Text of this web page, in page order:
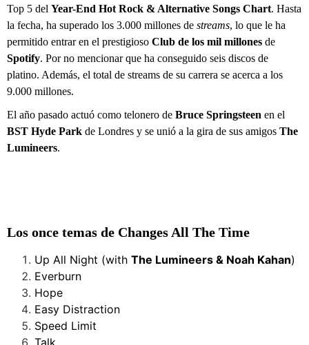
Top 5 del Year-End Hot Rock & Alternative Songs Chart. Hasta
la fecha, ha superado los 3.000 millones de streams, lo que le ha
permitido entrar en el prestigioso Club de los mil millones de
Spotify. Por no mencionar que ha conseguido seis discos de
platino. Además, el total de streams de su carrera se acerca a los
9.000 millones.
El año pasado actuó como telonero de Bruce Springsteen en el
BST Hyde Park de Londres y se unió a la gira de sus amigos The
Lumineers.
Los once temas de Changes All The Time
Up All Night (with The Lumineers & Noah Kahan)
Everburn
Hope
Easy Distraction
Speed Limit
Talk